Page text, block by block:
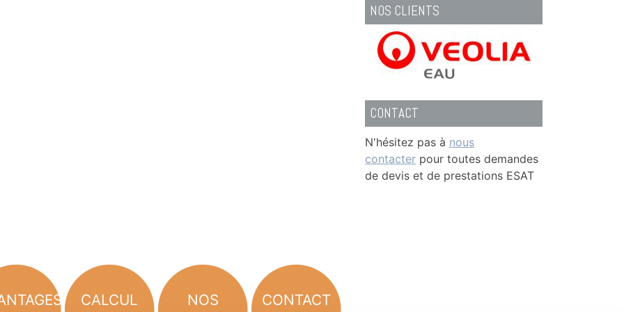
NOS CLIENTS
CONTACT
N'hésitez pas à nous
contacter pour toutes demandes
de devis et de prestations ESAT
CALCUL NOS CONTACT